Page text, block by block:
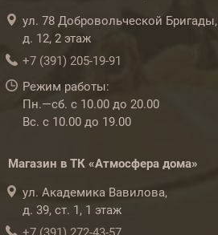
ул. 78 Добровольческой Бригады,
д. 12, 2 этаж
+7 (391) 205-19-91
Режим работы:
Пн.—сб. с 10.00 до 20.00
Вс. с 10.00 до 19.00
Магазин в ТК «Атмосфера дома»
ул. Академика Вавилова,
д. 39, ст. 1, 1 этаж